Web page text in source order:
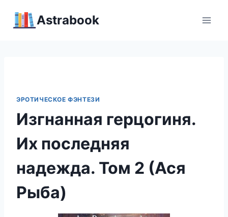
Аstrabook
ЭРОТИЧЕСКОЕ ФЭНТЕЗИ
Изгнанная герцогиня.
Их последняя
надежда. Том 2 (Ася
Рыба)